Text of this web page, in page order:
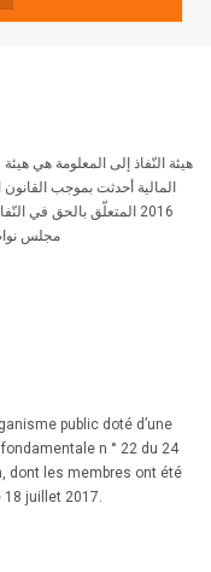
هيئة النّفاذ إلى المعلومة هي
2016 المتعلّق بالحق في
مجلس نواب
public doté d’une
n ° 22 du 24
dont les membres ont été
18 juillet 2017.